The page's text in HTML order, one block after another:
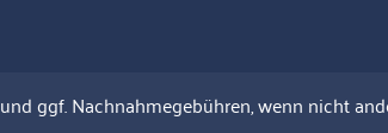
und ggf. Nachnahmegebühren, wenn nicht